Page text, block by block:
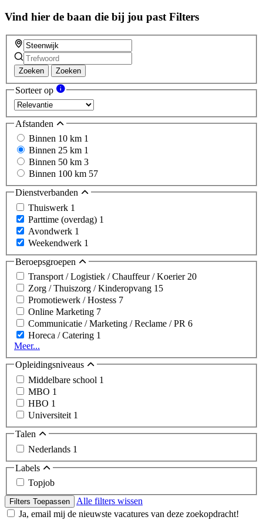
Vind hier de baan die bij jou past Filters
Zoeken Zoeken
Sorteer op
Afstanden
Binnen 10 km 1
Binnen 25 km 1
Binnen 50 km 3
Binnen 100 km 57
Dienstverbanden
Thuiswerk 1
Parttime (overdag) 1
Avondwerk 1
Weekendwerk 1
Beroepsgroepen
Transport / Logistiek / Chauffeur / Koerier20
Zorg / Thuiszorg / Kinderopvang 15
Promotiewerk / Hostess 7
Online Marketing 7
Communicatie / Marketing / Reclame / PR 6
Horeca / Catering 1
Meer...
Opleidingsniveaus
Middelbare school 1
MBO 1
HBO 1
Universiteit 1
Talen
Nederlands 1
Labels
Topjob
Filters Toepassen
Alle filters wissen
Ja, email mij de nieuwste vacatures van deze zoekopdracht!